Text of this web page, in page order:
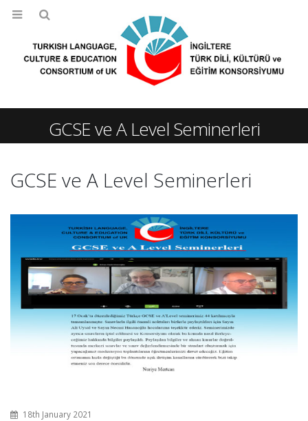
GCSE ve A Level Seminerleri
GCSE ve A Level Seminerleri
18th January 2021
Basın Açıklaması – Eylül 2025
5th September 2025
Seminer Duyurusu
7th September 2021
İngiltere Türk Dili, Kültürü ve
Konsorsiyumundan
Nezaket Ziyaretleri
26th December 2025
8 Aralık 2025 tarihindeki TC